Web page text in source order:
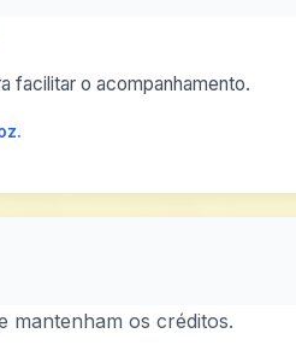
facilitar o acompanhamento.
mantenham os créditos.